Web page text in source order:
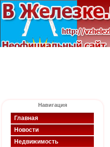
Навигация
Главная
Новости
Недвижимость